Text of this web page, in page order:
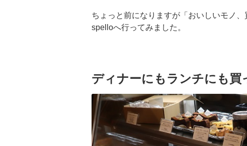
ちょっと前になりますが「おいしいモノ
spelloへ行ってみました。
ディナーにもランチにも買